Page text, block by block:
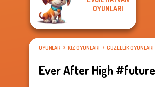
OYUNLARI
OYUNLAR KIZ OYUNLARI GÜZELLIK OYUNLARI
Ever After High #future